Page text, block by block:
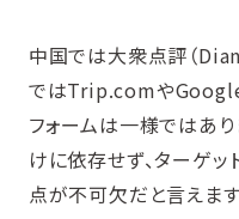
中国では大衆点評（
ではTrip.comやGoogle
フォームは一様ではあり
けに依存せず、ターゲ
点が不可欠だと言えます